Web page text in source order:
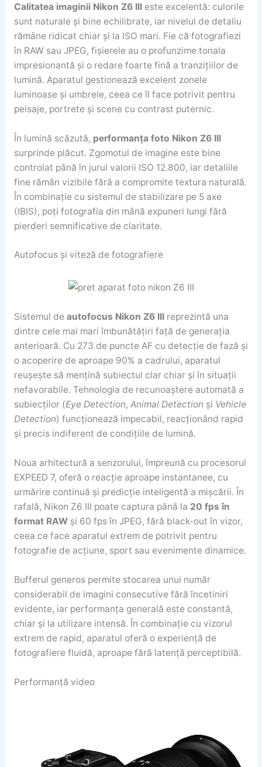
Calitatea imaginii Nikon Z6 IIIeste excelentă: culorile
sunt naturale și bine echilibrate, iar nivelul de detaliu
rămâne ridicat chiar și la ISO mari. Fie că fotografiezi
în RAW sau JPEG, fișierele au o profunzime tonala
impresionantă și o redare foarte fină a tranzițiilor de
lumină. Aparatul gestionează excelent zonele
luminoase și umbrele, ceea ce îl face potrivit pentru
peisaje, portrete și scene cu contrast puternic.
În lumină scăzută, performanța foto Nikon Z6 III
surprinde plăcut. Zgomotul de imagine este bine
controlat până în jurul valorii ISO 12.800, iar detaliile
fine rămân vizibile fără a compromite textura naturală.
În combinație cu sistemul de stabilizare pe 5 axe
(IBIS), poți fotografia din mână expuneri lungi fără
pierderi semnificative de claritate.
Autofocus și viteză de fotografiere
Sistemul de autofocus Nikon Z6 IIIreprezintă una
dintre cele mai mari îmbunătățiri față de generația
anterioară. Cu 273 de puncte AF cu detecție de fază și
o acoperire de aproape 90% a cadrului, aparatul
reușește să mențină subiectul clar chiar și în situații
nefavorabile. Tehnologia de recunoaștere automată a
subiecților (Eye Detection, Animal Detection și Vehicle
Detection) funcționează impecabil, reacționând rapid
și precis indiferent de condițiile de lumină.
Noua arhitectură a senzorului, împreună cu procesorul
EXPEED 7, oferă o reacție aproape instantanee, cu
urmărire continuă și predicție inteligentă a mișcării. În
rafală, Nikon Z6 III poate captura până la 20 fps în
format RAWși 60 fps în JPEG, fără black-out în vizor,
ceea ce face aparatul extrem de potrivit pentru
fotografie de acțiune, sport sau evenimente dinamice.
Bufferul generos permite stocarea unui număr
considerabil de imagini consecutive fără încetiniri
evidente, iar performanța generală este constantă,
chiar și la utilizare intensă. În combinație cu vizorul
extrem de rapid, aparatul oferă o experiență de
fotografiere fluidă, aproape fără latență perceptibilă.
Performanță video